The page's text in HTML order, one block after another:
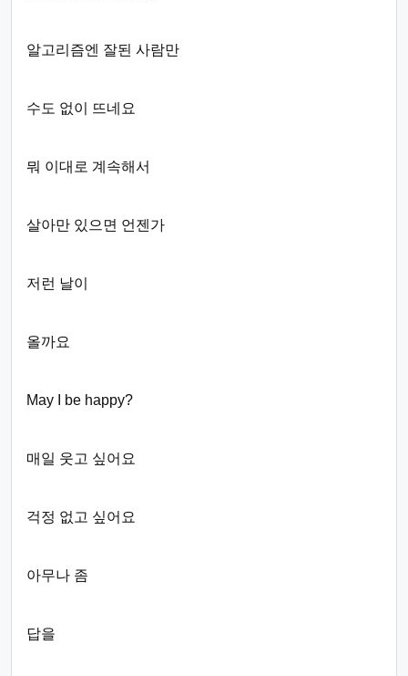
알고리즘엔 잘된 사람만
수도 없이 뜨네요
뭐 이대로 계속해서
살아만 있으면 언젠가
저런 날이
올까요
May I be happy?
매일 웃고 싶어요
걱정 없고 싶어요
아무나 좀
답을